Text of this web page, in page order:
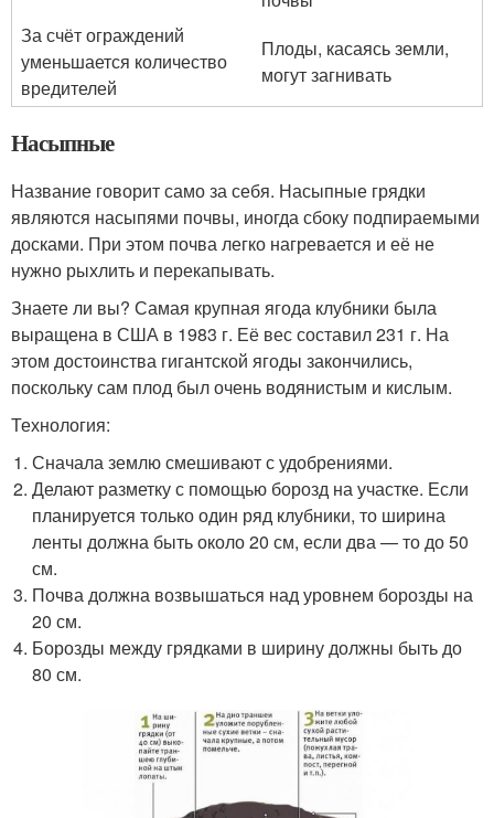
За счёт ограждений
уменьшается количество
вредителей
Плоды, касаясь земли,
могут загнивать
Насыпные
Название говорит само за себя. Насыпные грядки
являются насыпями почвы, иногда сбоку подпираемыми
досками. При этом почва легко нагревается и её не
нужно рыхлить и перекапывать.
Знаете ли вы? Самая крупная ягода клубники была
выращена в США в 1983 г. Её вес составил 231 г. На
этом достоинства гигантской ягоды закончились,
поскольку сам плод был очень водянистым и кислым.
Технология:
Сначала землю смешивают с удобрениями.
Делают разметку с помощью борозд на участке. Если
планируется только один ряд клубники, то ширина
ленты должна быть около 20 см, если два — то до 50
см.
Почва должна возвышаться над уровнем борозды на
20 см.
Борозды между грядками в ширину должны быть до
80 см.